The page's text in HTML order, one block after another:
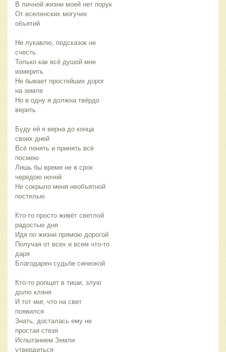
В личной жизни моей нет порук
От вселенских могучих
объятий
Не лукавлю, подсказок не
счесть
Только как всё душой мне
измерить
Не бывает простейших дорог
на земле
Но в одну я должна твёрдо
верить
Буду ей я верна до конца
своих дней
Всё понять и принять всё
посмею
Лишь бы время не в срок
чередою ночей
Не сокрыло меня необъятной
постелью
Кто-то просто живёт светлой
радостью дня
Идя по жизни прямою дорогой
Получая от всех и всем что-то
даря
Благодарен судьбе синеокой
Кто-то ропщет в тиши, злую
долю кляня
И тот миг, что на свет
появился
Знать, досталась ему не
простая стезя
Испытанием Земли
утвердиться